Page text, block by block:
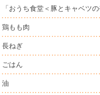
「おうち食堂＜豚とキャベツ
鶏もも肉
長ねぎ
ごはん
油